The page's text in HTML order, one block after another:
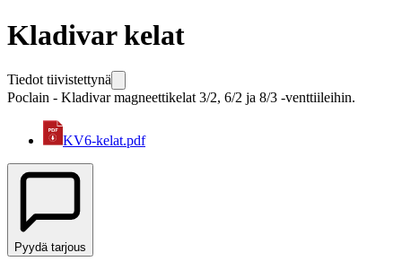
Kladivar kelat
Tiedot tiivistettynä
Poclain - Kladivar magneettikelat 3/2, 6/2 ja 8/3 -venttiileihin.
KV6-kelat.pdf
Pyydä tarjous